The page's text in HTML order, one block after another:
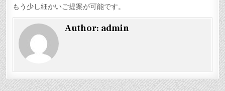
もう少し細かいご提案が可能です。
Author: admin